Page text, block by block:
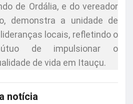
de Ordália, e do vereador
demonstra a unidade de
locais, refletindo o
de impulsionar o
de vida em Itauçu.
notícia